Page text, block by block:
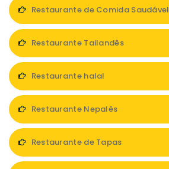
Restaurante de Comida Saudável
Restaurante Tailandês
Restaurante halal
Restaurante Nepalês
Restaurante de Tapas